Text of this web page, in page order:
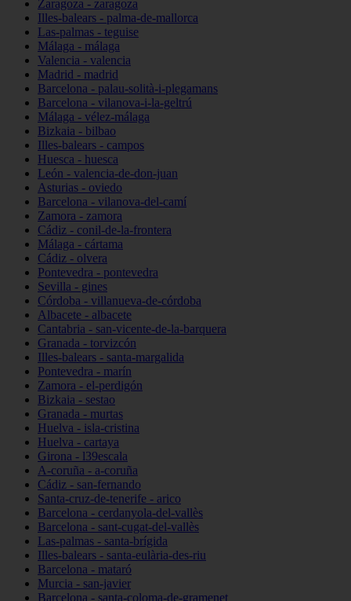
Zaragoza - zaragoza
Illes-balears - palma-de-mallorca
Las-palmas - teguise
Málaga - málaga
Valencia - valencia
Madrid - madrid
Barcelona - palau-solità-i-plegamans
Barcelona - vilanova-i-la-geltrú
Málaga - vélez-málaga
Bizkaia - bilbao
Illes-balears - campos
Huesca - huesca
León - valencia-de-don-juan
Asturias - oviedo
Barcelona - vilanova-del-camí
Zamora - zamora
Cádiz - conil-de-la-frontera
Málaga - cártama
Cádiz - olvera
Pontevedra - pontevedra
Sevilla - gines
Córdoba - villanueva-de-córdoba
Albacete - albacete
Cantabria - san-vicente-de-la-barquera
Granada - torvizcón
Illes-balears - santa-margalida
Pontevedra - marín
Zamora - el-perdigón
Bizkaia - sestao
Granada - murtas
Huelva - isla-cristina
Huelva - cartaya
Girona - l39escala
A-coruña - a-coruña
Cádiz - san-fernando
Santa-cruz-de-tenerife - arico
Barcelona - cerdanyola-del-vallès
Barcelona - sant-cugat-del-vallès
Las-palmas - santa-brígida
Illes-balears - santa-eulària-des-riu
Barcelona - mataró
Murcia - san-javier
Barcelona - santa-coloma-de-gramenet